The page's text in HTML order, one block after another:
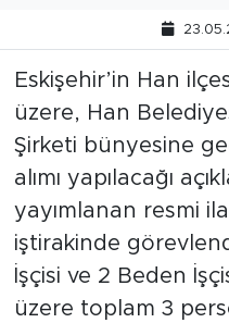
Eskişehir’in Han
üzere, Han
Şirketi bünyesine
alımı yapılacağı
yayımlanan resmi
iştirakinde
İşçisi ve 2 Beden
üzere toplam 3